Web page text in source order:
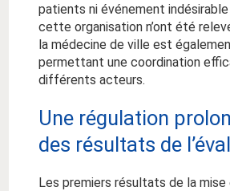
patients ni événement
cette organisation n’ont été
la médecine de ville est
permettant une coordination
différents acteurs.
Une régulation
des résultats de
Les premiers résultats de la mise